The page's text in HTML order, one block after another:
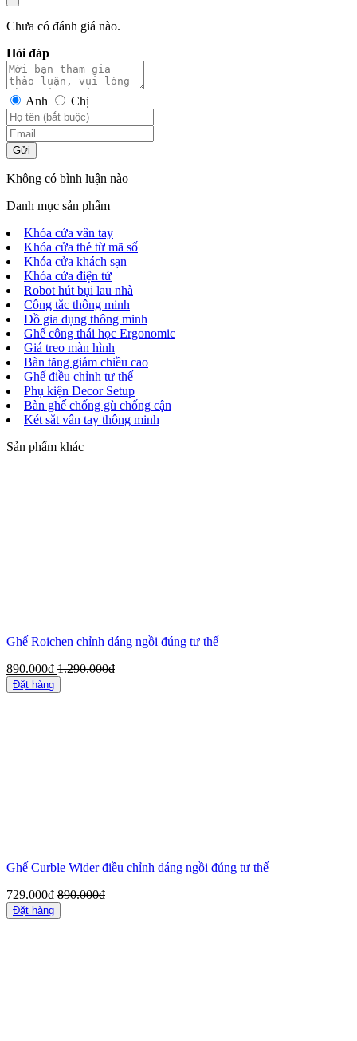
Chưa có đánh giá nào.
Hỏi đáp
Anh Chị
Gửi
Không có bình luận nào
Danh mục sản phẩm
Khóa cửa vân tay
Khóa cửa thẻ từ mã số
Khóa cửa khách sạn
Khóa cửa điện tử
Robot hút bụi lau nhà
Công tắc thông minh
Đồ gia dụng thông minh
Ghế công thái học Ergonomic
Giá treo màn hình
Bàn tăng giảm chiều cao
Ghế điều chỉnh tư thế
Phụ kiện Decor Setup
Bàn ghế chống gù chống cận
Két sắt vân tay thông minh
Sản phẩm khác
Ghế Roichen chỉnh dáng ngồi đúng tư thế
890.000đ 1.290.000đ
Đặt hàng
Ghế Curble Wider điều chỉnh dáng ngồi đúng tư thế
729.000đ 890.000đ
Đặt hàng